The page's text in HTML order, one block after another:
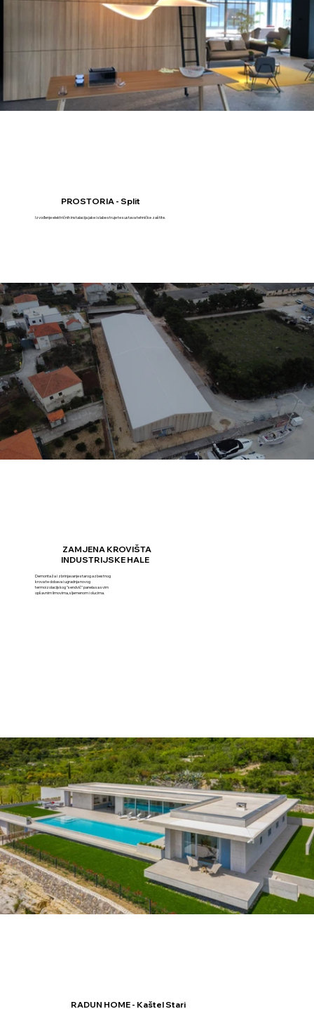
PROSTORIA - Split
Izvođenje električnih instalacija jake i slabe struje te sustava tehničke zaštite.
ZAMJENA KROVIŠTA
INDUSTRIJSKE HALE
Demontaža i zbrinjavanje starog azbestnog
krova te dobava i ugradnja novog
termoizolacijskog "sendvič" panela sa svim
opšavnim limovima, sljemenom i olucima.
RADUN HOME - Kaštel Stari